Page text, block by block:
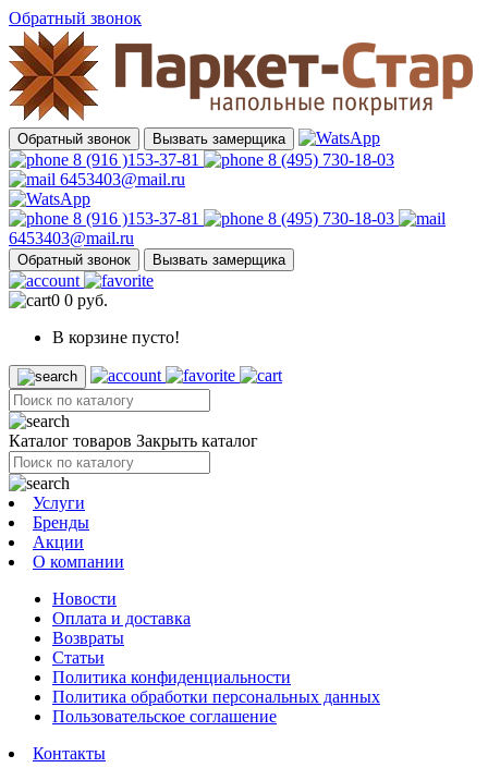
Обратный звонок
Обратный звонок Вызвать замерщика
8 (916 )153-37-81
8 (495) 730-18-03
6453403@mail.ru
8 (916 )153-37-81
8 (495) 730-18-03
6453403@mail.ru
Обратный звонок Вызвать замерщика
0 0 руб.
В корзине пусто!
Каталог товаров Закрыть каталог
Услуги
Бренды
Акции
О компании
Новости
Оплата и доставка
Возвраты
Статьи
Политика конфиденциальности
Политика обработки персональных данных
Пользовательское соглашение
Контакты